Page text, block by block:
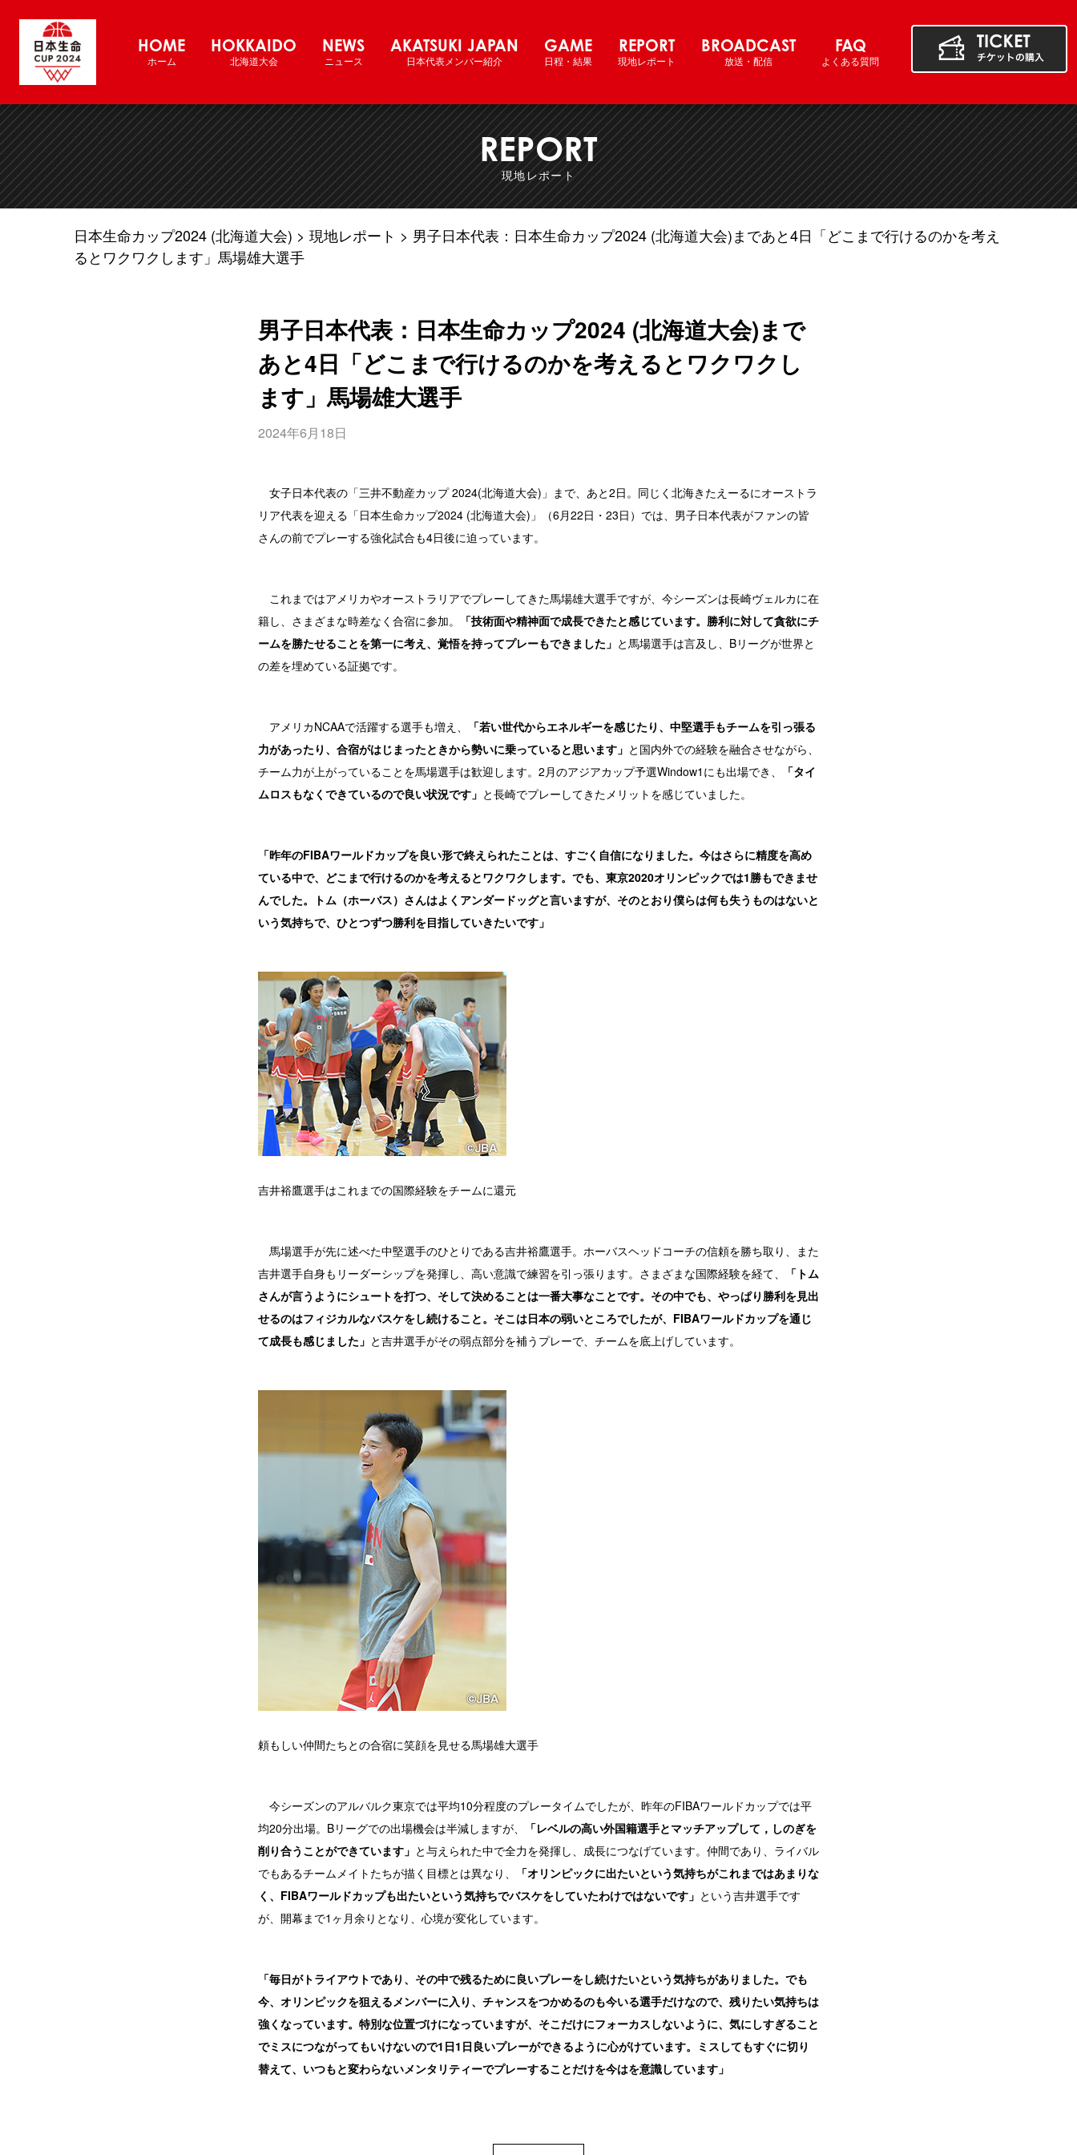
HOME
ホーム
HOKKAIDO
北海道大会
NEWS
ニュース
AKATSUKI JAPAN
日本代表メンバー紹介
GAME
日程・結果
REPORT
現地レポート
BROADCAST
放送・配信
FAQ
よくある質問
REPORT
現地レポート
日本生命カップ2024 (北海道大会) 現地レポート
男子日本代表：日本生命カップ2024 (北海道大会)まであと4日「どこまで行けるのかを考え
るとワクワクします」馬場雄大選手
男子日本代表：日本生命カップ2024 (北海道大会)まで
あと4日「どこまで行けるのかを考えるとワクワクし
ます」馬場雄大選手
2024年6月18日
女子日本代表の「三井不動産カップ 2024(北海道大会) 」まで、あと2日。同じく北海きたえーるにオーストラ
リア代表を迎える「日本生命カップ2024 (北海道大会) 」（6月22日・23日）では、男子日本代表がファンの皆
さんの前でプレーする強化試合も4日後に迫っています。
これまではアメリカやオーストラリアでプレーしてきた馬場雄大選手ですが、今シーズンは長崎ヴェルカに在
籍し、さまざまな時差なく合宿に参加。
「技術面や精神面で成長できたと感じています。勝利に対して貪欲にチ
ームを勝たせることを第一に考え、覚悟を持ってプレーもできました」 と馬場選手は言及し、Bリーグが世界と
の差を埋めている証拠です。
アメリカNCAAで活躍する選手も増え、
「若い世代からエネルギーを感じたり、中堅選手もチームを引っ張る
力があったり、合宿がはじまったときから勢いに乗っていると思います」 と国内外での経験を融合させながら、
チーム力が上がっていることを馬場選手は歓迎します。2月のアジアカップ予選Window1にも出場でき、
「タイ
ムロスもなくできているので良い状況です」 と長崎でプレーしてきたメリットを感じていました。
「昨年のFIBAワールドカップを良い形で終えられたことは、すごく自信になりました。今はさらに精度を高め
ている中で、どこまで行けるのかを考えるとワクワクします。でも、東京2020オリンピックでは1勝もできませ
んでした。トム（ホーバス）さんはよくアンダードッグと言いますが、そのとおり僕らは何も失うものはないと
いう気持ちで、ひとつずつ勝利を目指していきたいです」
吉井裕鷹選手はこれまでの国際経験をチームに還元
馬場選手が先に述べた中堅選手のひとりである吉井裕鷹選手。ホーバスヘッドコーチの信頼を勝ち取り、また
吉井選手自身もリーダーシップを発揮し、高い意識で練習を引っ張ります。さまざまな国際経験を経て、
「トム
さんが言うようにシュートを打つ、そして決めることは一番大事なことです。その中でも、やっぱり勝利を見出
せるのはフィジカルなバスケをし続けること。そこは日本の弱いところでしたが、FIBAワールドカップを通じ
て成長も感じました」 と吉井選手がその弱点部分を補うプレーで、チームを底上げしています。
頼もしい仲間たちとの合宿に笑顔を見せる馬場雄大選手
今シーズンのアルバルク東京では平均10分程度のプレータイムでしたが、昨年のFIBAワールドカップでは平
均20分出場。Bリーグでの出場機会は半減しますが、
「レベルの高い外国籍選手とマッチアップして，しのぎを
削り合うことができています」 と与えられた中で全力を発揮し、成長につなげています。仲間であり、ライバル
でもあるチームメイトたちが描く目標とは異なり、
「オリンピックに出たいという気持ちがこれまではあまりな
く、FIBAワールドカップも出たいという気持ちでバスケをしていたわけではないです」 という吉井選手です
が、開幕まで1ヶ月余りとなり、心境が変化しています。
「毎日がトライアウトであり、その中で残るために良いプレーをし続けたいという気持ちがありました。でも
今、オリンピックを狙えるメンバーに入り、チャンスをつかめるのも今いる選手だけなので、残りたい気持ちは
強くなっています。特別な位置づけになっていますが、そこだけにフォーカスしないように、気にしすぎること
でミスにつながってもいけないので1日1日良いプレーができるように心がけています。ミスしてもすぐに切り
替えて、いつもと変わらないメンタリティーでプレーすることだけを今はを意識しています」